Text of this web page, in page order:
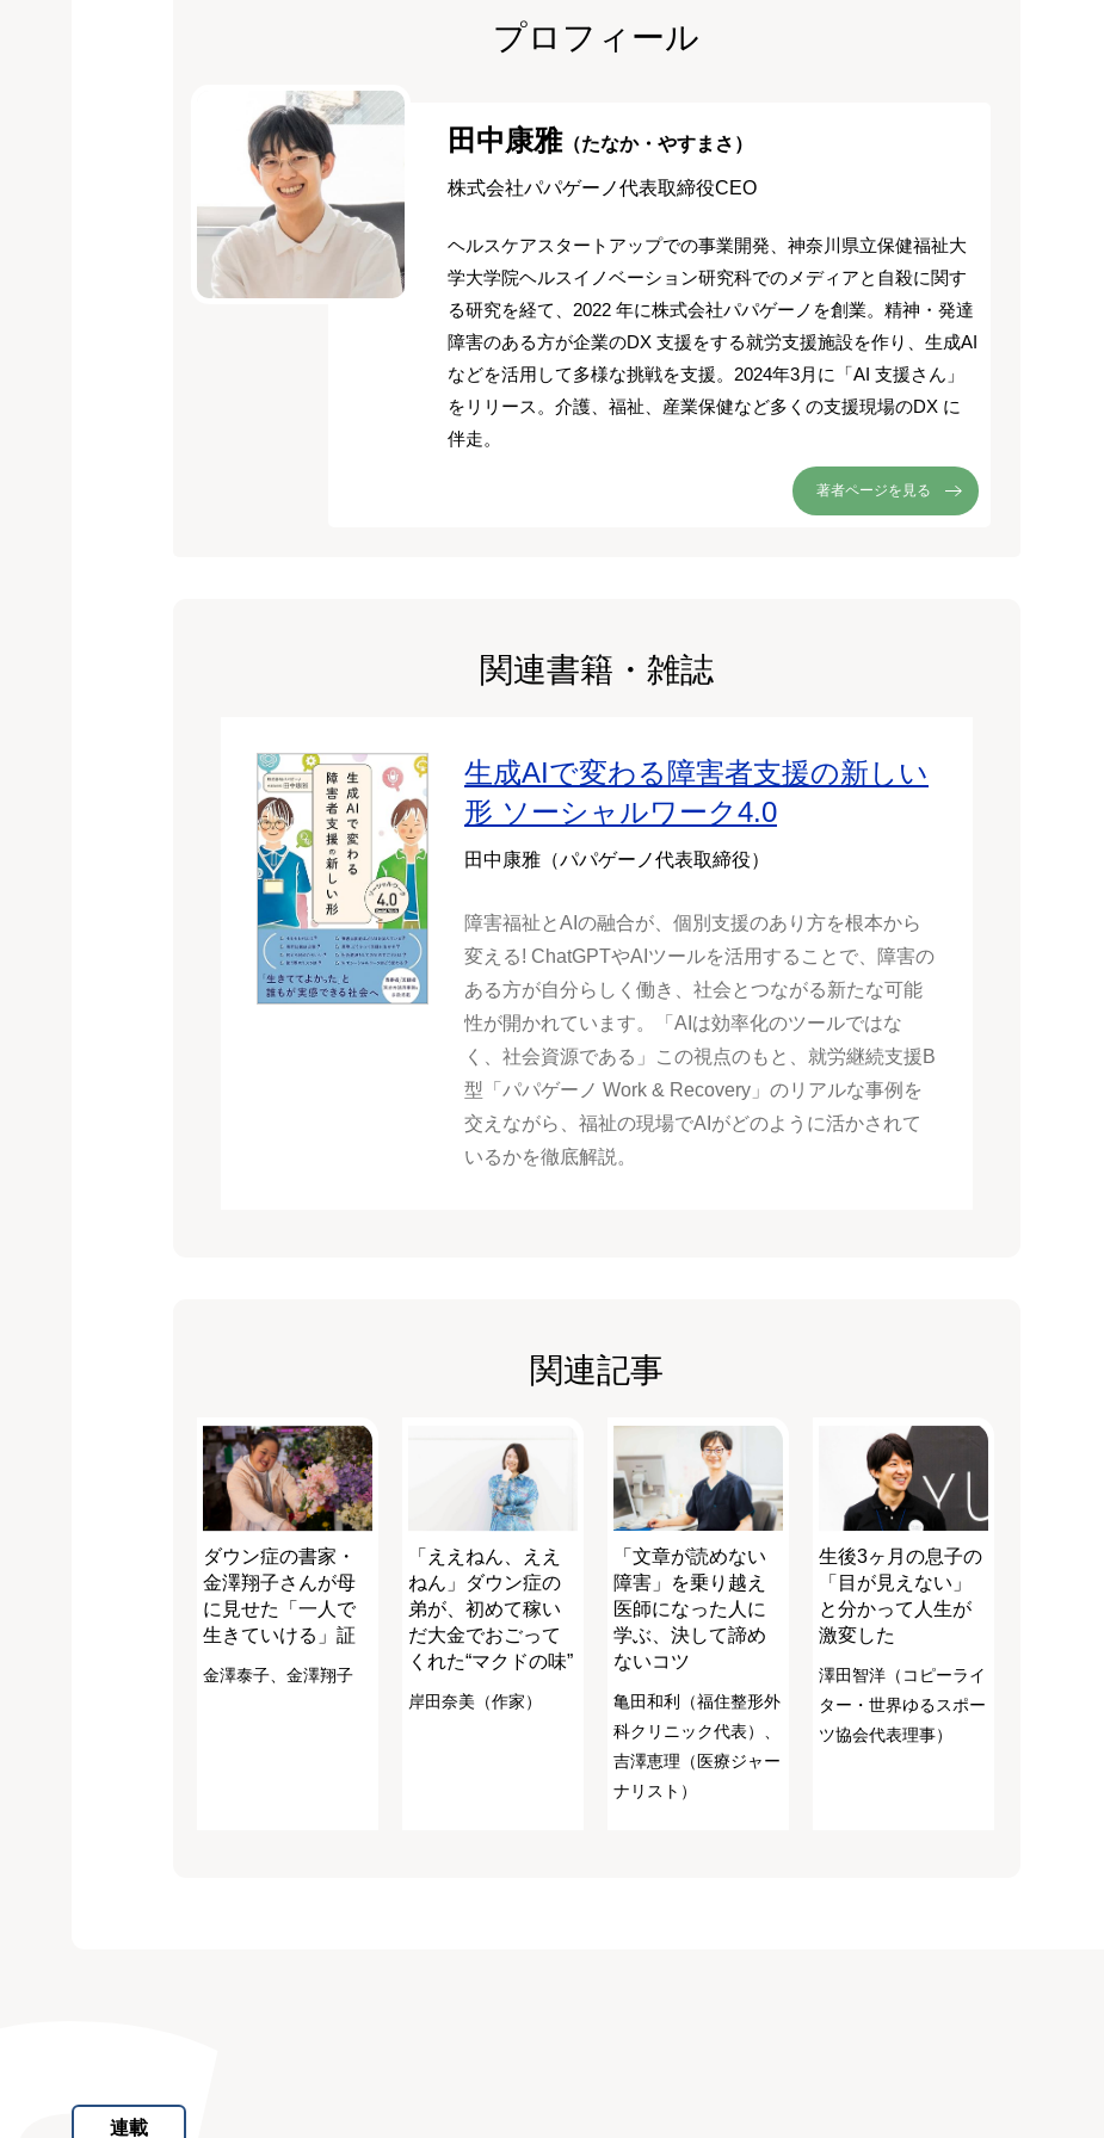
プロフィール
田中康雅 （たなか・やすまさ）
株式会社パパゲーノ代表取締役CEO
ヘルスケアスタートアップでの事業開発、神奈川県立保健福祉大
学大学院ヘルスイノベーション研究科でのメディアと自殺に関す
る研究を経て、2022 年に株式会社パパゲーノを創業。精神・発達
障害のある方が企業のDX 支援をする就労支援施設を作り、生成AI
などを活用して多様な挑戦を支援。2024年3月に「AI 支援さん」
をリリース。介護、福祉、産業保健など多くの支援現場のDX に
伴走。
著者ページを見る
関連書籍・雑誌
生成AIで変わる障害者支援の新しい
形 ソーシャルワーク4.0
田中康雅（パパゲーノ代表取締役）
障害福祉とAIの融合が、個別支援のあり方を根本から
変える! ChatGPTやAIツールを活用することで、障害の
ある方が自分らしく働き、社会とつながる新たな可能
性が開かれています。「AIは効率化のツールではな
く、社会資源である」この視点のもと、就労継続支援B
型「パパゲーノ Work & Recovery」のリアルな事例を
交えながら、福祉の現場でAIがどのように活かされて
いるかを徹底解説。
関連記事
ダウン症の書家・
金澤翔子さんが母
に見せた「一人で
生きていける」証
金澤泰子、金澤翔子
「ええねん、ええ
ねん」ダウン症の
弟が、初めて稼い
だ大金でおごって
くれた“マクドの味”
岸田奈美（作家）
「文章が読めない
障害」を乗り越え
医師になった人に
学ぶ、決して諦め
ないコツ
亀田和利（福住整形外
科クリニック代表）、
吉澤恵理（医療ジャー
ナリスト）
生後3ヶ月の息子の
「目が見えない」
と分かって人生が
激変した
澤田智洋（コピーライ
ター・世界ゆるスポー
ツ協会代表理事）
連載